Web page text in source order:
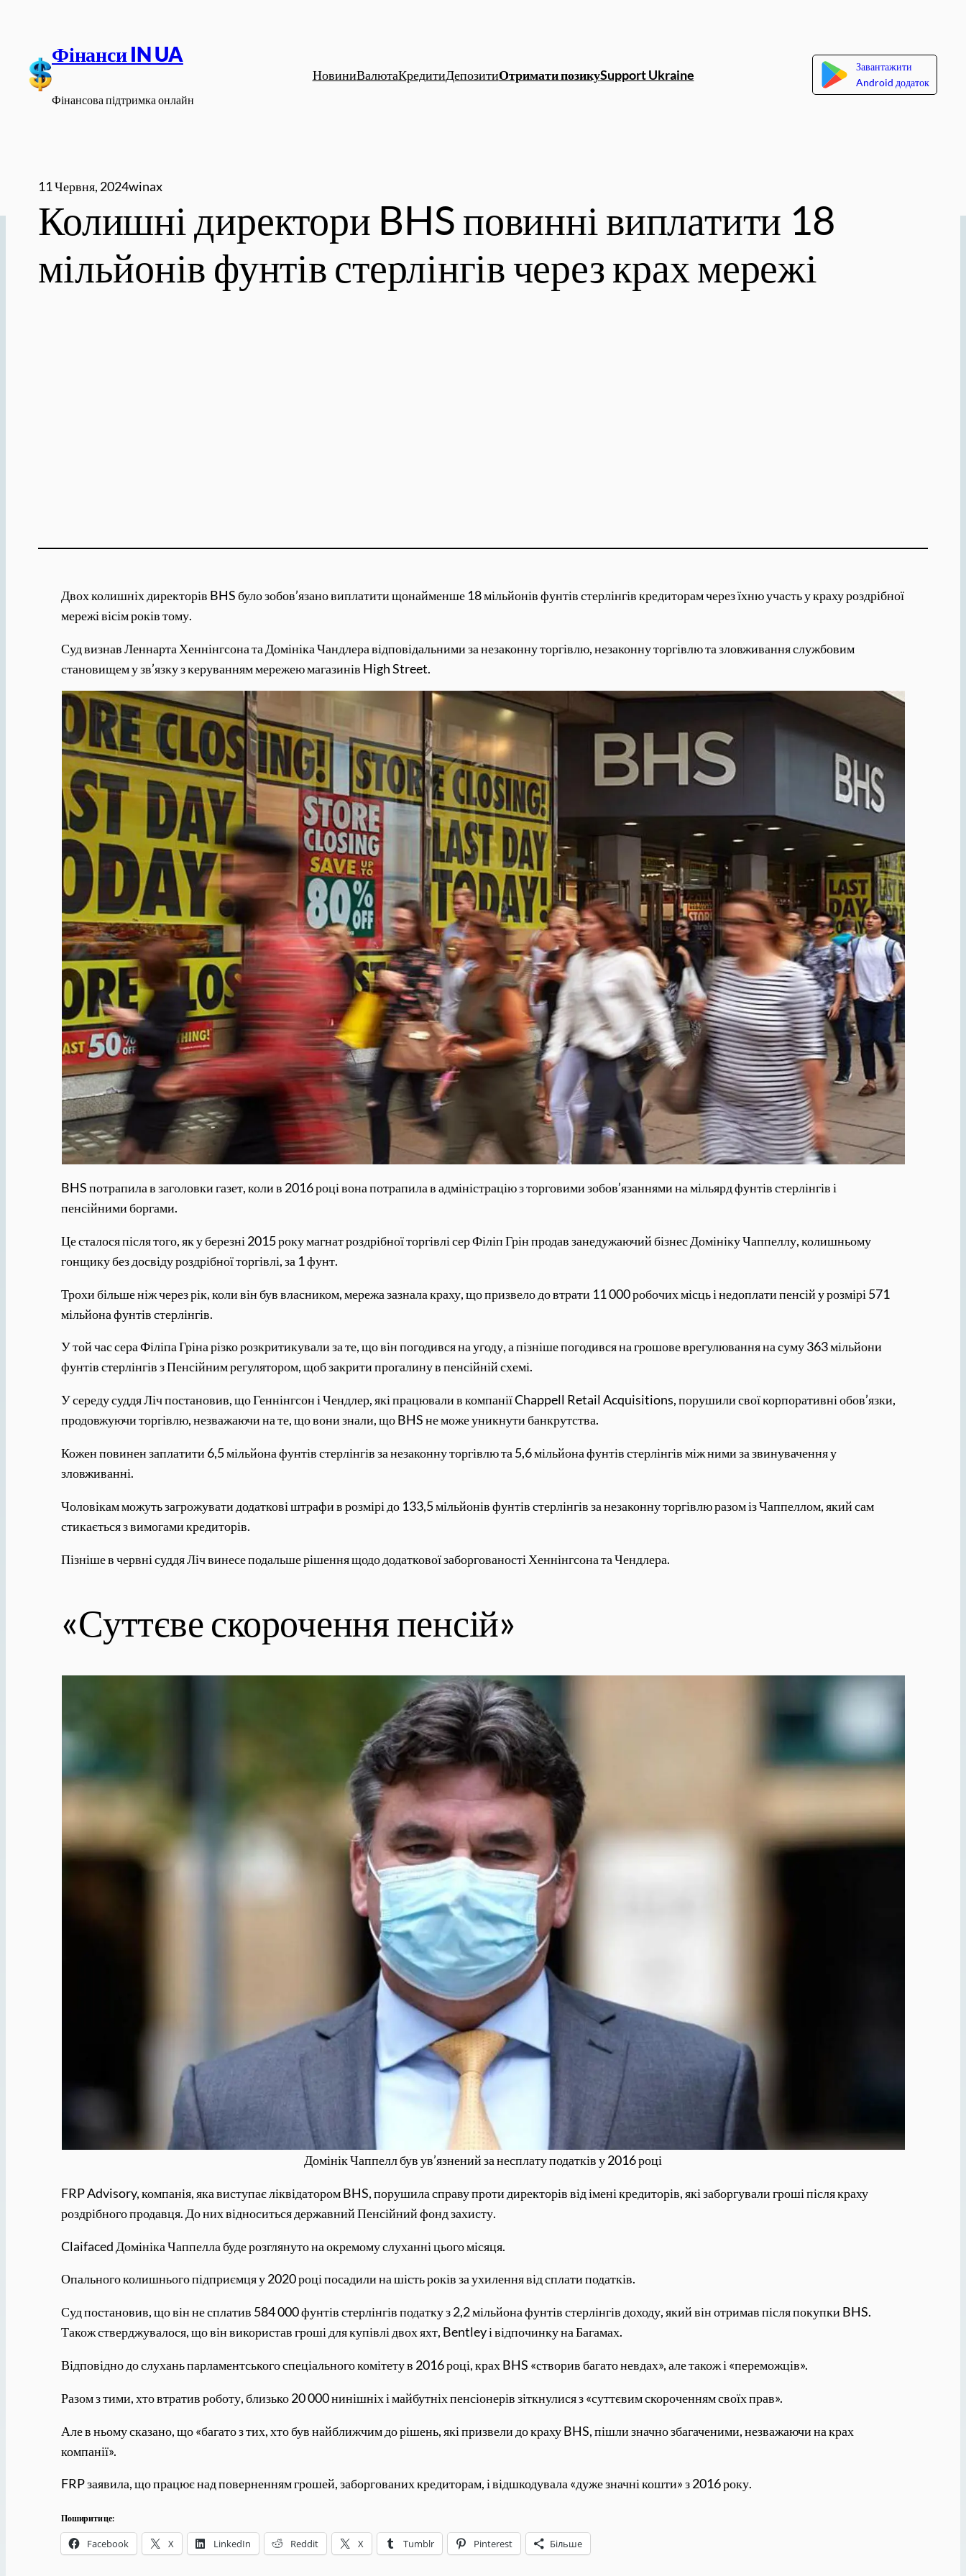
вмісту
Фінанси IN UA
Фінансова підтримка онлайн
НовиниВалютаКредитиДепозитиОтримати позикуSupport Ukraine
Завантажити
Android додаток
11 Червня, 2024winax
Колишні директори BHS повинні виплатити 18
мільйонів фунтів стерлінгів через крах мережі
Двох колишніх директорів BHS було зобов’язано виплатити щонайменше 18 мільйонів фунтів стерлінгів кредиторам через їхню участь у краху роздрібної
мережі вісім років тому.
Суд визнав Леннарта Хеннінгсона та Домініка Чандлера відповідальними за незаконну торгівлю, незаконну торгівлю та зловживання службовим
становищем у зв’язку з керуванням мережею магазинів High Street.
BHS потрапила в заголовки газет, коли в 2016 році вона потрапила в адміністрацію з торговими зобов’язаннями на мільярд фунтів стерлінгів і
пенсійними боргами.
Це сталося після того, як у березні 2015 року магнат роздрібної торгівлі сер Філіп Грін продав занедужаючий бізнес Домініку Чаппеллу, колишньому
гонщику без досвіду роздрібної торгівлі, за 1 фунт.
Трохи більше ніж через рік, коли він був власником, мережа зазнала краху, що призвело до втрати 11 000 робочих місць і недоплати пенсій у розмірі 571
мільйона фунтів стерлінгів.
У той час сера Філіпа Гріна різко розкритикували за те, що він погодився на угоду, а пізніше погодився на грошове врегулювання на суму 363 мільйони
фунтів стерлінгів з Пенсійним регулятором, щоб закрити прогалину в пенсійній схемі.
У середу суддя Ліч постановив, що Геннінгсон і Чендлер, які працювали в компанії Chappell Retail Acquisitions, порушили свої корпоративні обов’язки,
продовжуючи торгівлю, незважаючи на те, що вони знали, що BHS не може уникнути банкрутства.
Кожен повинен заплатити 6,5 мільйона фунтів стерлінгів за незаконну торгівлю та 5,6 мільйона фунтів стерлінгів між ними за звинувачення у
зловживанні.
Чоловікам можуть загрожувати додаткові штрафи в розмірі до 133,5 мільйонів фунтів стерлінгів за незаконну торгівлю разом із Чаппеллом, який сам
стикається з вимогами кредиторів.
Пізніше в червні суддя Ліч винесе подальше рішення щодо додаткової заборгованості Хеннінгсона та Чендлера.
«Суттєве скорочення пенсій»
Домінік Чаппелл був ув’язнений за несплату податків у 2016 році
FRP Advisory, компанія, яка виступає ліквідатором BHS, порушила справу проти директорів від імені кредиторів, які заборгували гроші після краху
роздрібного продавця. До них відноситься державний Пенсійний фонд захисту.
Claifaced Домініка Чаппелла буде розглянуто на окремому слуханні цього місяця.
Опального колишнього підприємця у 2020 році посадили на шість років за ухилення від сплати податків.
Суд постановив, що він не сплатив 584 000 фунтів стерлінгів податку з 2,2 мільйона фунтів стерлінгів доходу, який він отримав після покупки BHS.
Також стверджувалося, що він використав гроші для купівлі двох яхт, Bentley і відпочинку на Багамах.
Відповідно до слухань парламентського спеціального комітету в 2016 році, крах BHS «створив багато невдах», але також і «переможців».
Разом з тими, хто втратив роботу, близько 20 000 нинішніх і майбутніх пенсіонерів зіткнулися з «суттєвим скороченням своїх прав».
Але в ньому сказано, що «багато з тих, хто був найближчим до рішень, які призвели до краху BHS, пішли значно збагаченими, незважаючи на крах
компанії».
FRP заявила, що працює над поверненням грошей, заборгованих кредиторам, і відшкодувала «дуже значні кошти» з 2016 року.
Поширити це:
Facebook X LinkedIn Reddit X Tumblr Pinterest Більше